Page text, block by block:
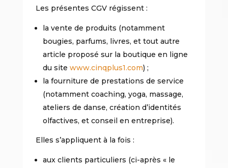
Les présentes CGV régissent :
la vente de produits (notamment
bougies, parfums, livres, et tout autre
article proposé sur la boutique en ligne
du site www.cinqplus1.com) ;
la fourniture de prestations de service
(notamment coaching, yoga, massage,
ateliers de danse, création d’identités
olfactives, et conseil en entreprise).
Elles s’appliquent à la fois :
aux clients particuliers (ci-après « le